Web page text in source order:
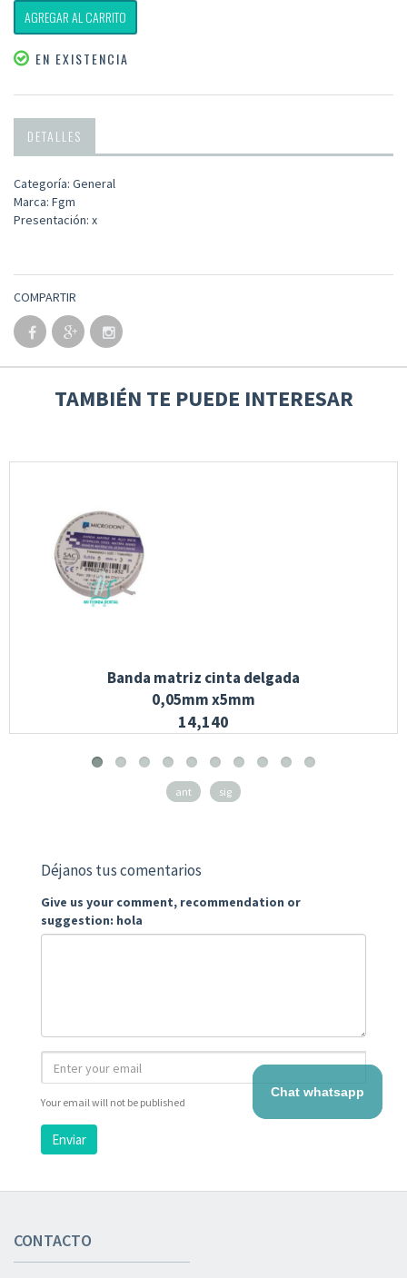
AGREGAR AL CARRITO
EN EXISTENCIA
DETALLES
Categoría: General
Marca: Fgm
Presentación: x
COMPARTIR
TAMBIÉN TE PUEDE INTERESAR
Banda matriz cinta delgada
0,05mm x5mm
14,140
ant sig
Déjanos tus comentarios
Give us your comment, recommendation or
suggestion: hola
Your email will not be published
Enviar
CONTACTO
Chat whatsapp